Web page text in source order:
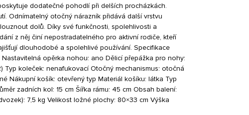
dodatečné pohodlí při delších procházkách.
Odnímatelný otočný nárazník přidává další vrstvu
dolů. Díky své funkčnosti, spolehlivosti a
z něj činí nepostradatelného pro aktivní rodiče, kteří
dlouhodobé a spolehlivé používání. Specifikace
opěrka nohou: ano Dělicí přepážka pro nohy:
Typ koleček: nenafukovací Otočný mechanismus: otočná
Nákupní košík: otevřený typ Materiál košíku: látka Typ
zadních kol: 15 cm Šířka rámu: 45 cm Obsah balení:
7,5 kg Velikost ložné plochy: 80×33 cm Výška